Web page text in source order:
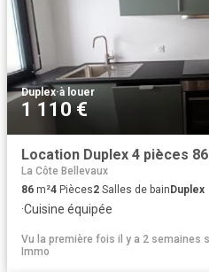
Duplex·à louer
1 110 €
Location Duplex 4 pièces
La Côte Bellevaux
86 m²4 Pièces2 Salles de bain Duplex
·Cuisine équipée
Vu la première fois il y a 2 semaines
Immo